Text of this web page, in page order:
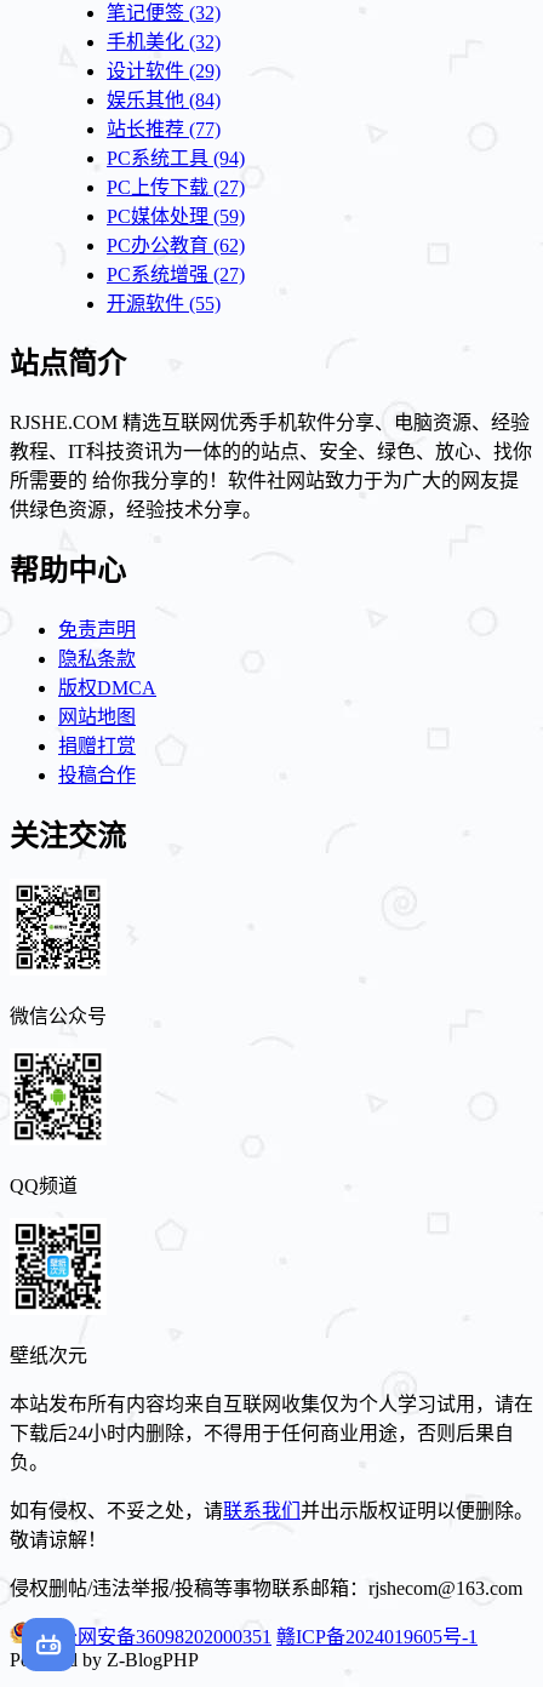
笔记便签 (32)
手机美化 (32)
设计软件 (29)
娱乐其他 (84)
站长推荐 (77)
PC系统工具 (94)
PC上传下载 (27)
PC媒体处理 (59)
PC办公教育 (62)
PC系统增强 (27)
开源软件 (55)
站点简介
RJSHE.COM 精选互联网优秀手机软件分享、电脑资源、经验
教程、IT科技资讯为一体的的站点、安全、绿色、放心、找你
所需要的 给你我分享的！软件社网站致力于为广大的网友提
供绿色资源，经验技术分享。
帮助中心
免责声明
隐私条款
版权DMCA
网站地图
捐赠打赏
投稿合作
关注交流
微信公众号
QQ频道
壁纸次元
本站发布所有内容均来自互联网收集仅为个人学习试用，请在
下载后24小时内删除，不得用于任何商业用途，否则后果自
负。
如有侵权、不妥之处，请联系我们 并出示版权证明以便删除。
敬请谅解！
侵权删帖/违法举报/投稿等事物联系邮箱：rjshecom@163.com
赣公网安备36098202000351 赣ICP备2024019605号-1
Powered by Z-BlogPHP